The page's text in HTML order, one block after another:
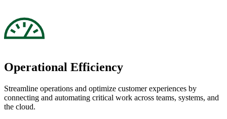
Operational Efficiency
Streamline operations and optimize customer experiences by
connecting and automating critical work across teams, systems, and
the cloud.